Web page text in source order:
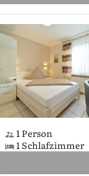
1 Person
1 Schlafzimmer